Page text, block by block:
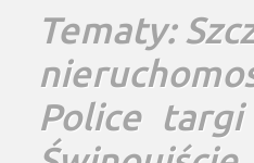
Tematy:
Police targi